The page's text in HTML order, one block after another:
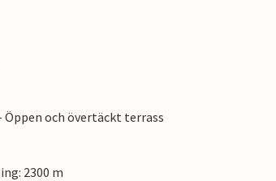
Öppen och övertäckt terrass
2300 m